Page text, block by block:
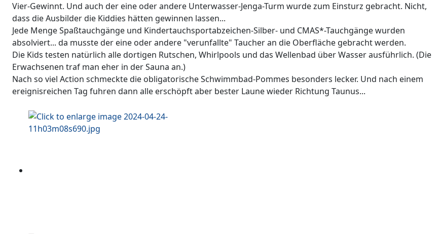
Vier-Gewinnt. Und auch der eine oder andere Unterwasser-Jenga-Turm wurde zum Einsturz gebracht. Nicht,
dass die Ausbilder die Kiddies hätten gewinnen lassen...
Jede Menge Spaßtauchgänge und Kindertauchsportabzeichen-Silber- und CMAS*-Tauchgänge wurden
absolviert... da musste der eine oder andere "verunfallte" Taucher an die Oberfläche gebracht werden.
Die Kids testen natürlich alle dortigen Rutschen, Whirlpools und das Wellenbad über Wasser ausführlich. (Die
Erwachsenen traf man eher in der Sauna an.)
Nach so viel Action schmeckte die obligatorische Schwimmbad-Pommes besonders lecker. Und nach einem
ereignisreichen Tag fuhren dann alle erschöpft aber bester Laune wieder Richtung Taunus...